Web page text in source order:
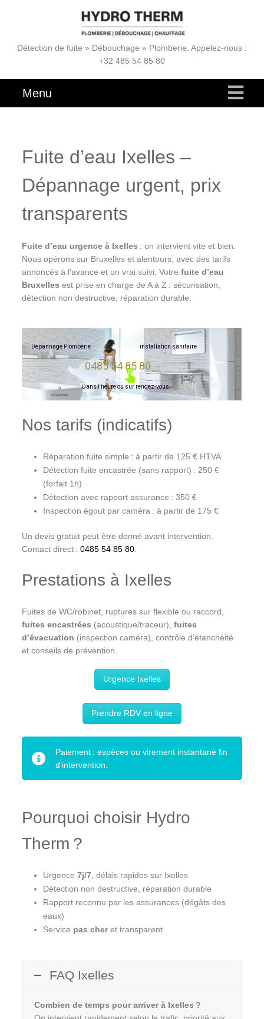
Détection de fuite » Débouchage » Plomberie. Appelez-nous :
+32 485 54 85 80
Menu
Fuite d’eau Ixelles –
Dépannage urgent, prix
transparents
Fuite d’eau urgence à Ixelles : on intervient vite et bien.
Nous opérons sur Bruxelles et alentours, avec des tarifs
annoncés à l’avance et un vrai suivi. Votrefuite d’eau
Bruxelles est prise en charge de A à Z : sécurisation,
détection non destructive, réparation durable.
Dépannage Plomberie
0485 54 85 80
installation sanitaire
Dansl'heureousur rendez-vous
Nos tarifs (indicatifs)
Réparation fuite simple : à partir de 125 € HTVA
Détection fuite encastrée (sans rapport) : 250 €
(forfait 1h)
Détection avec rapport assurance : 350 €
Inspection égout par caméra : à partir de 175 €
Un devis gratuit peut être donné avant intervention.
Contact direct :0485 54 85 80
Prestations à Ixelles
Fuites de WC/robinet, ruptures sur flexible ou raccord,
fuites encastrées (acoustique/traceur),fuites
d’évacuation (inspection caméra), contrôle d’étanchéité
et conseils de prévention.
Urgence Ixelles
Prendre RDV en ligne
Paiement : espèces ou virement instantané fin
d’intervention.
Pourquoi choisir Hydro
Therm ?
Urgence7j/7, délais rapides sur Ixelles
Détection non destructive, réparation durable
Rapport reconnu par les assurances (dégâts des
eaux)
Service pas cheret transparent
FAQ Ixelles
Combien de temps pour arriver à Ixelles ?